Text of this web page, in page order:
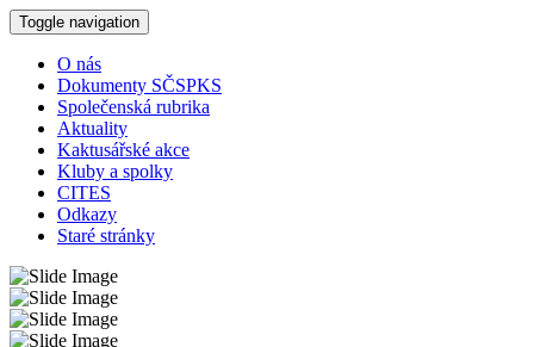
Toggle navigation
O nás
Dokumenty SČSPKS
Společenská rubrika
Aktuality
Kaktusářské akce
Kluby a spolky
CITES
Odkazy
Staré stránky